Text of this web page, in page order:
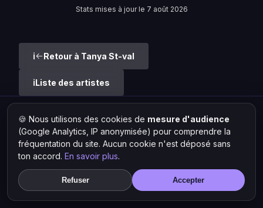
Stats mises à jour le 7 août 2026
Retour à Tanya St-val
Liste des artistes
Hit Lokal·L'actu rap & musique urbaine
© 2026 — Tous droits réservés ·Mentions légales·Gérer les
cookies
🍪 Nous utilisons des cookies de mesure d'audience
(Google Analytics, IP anonymisée) pour comprendre la
fréquentation du site. Aucun cookie n'est déposé sans
ton accord. En savoir plus.
Refuser Accepter